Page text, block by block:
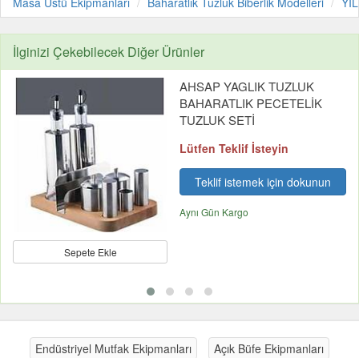
İlginizi Çekebilecek Diğer Ürünler
Sepete Ekle
AHSAP YAGLIK TUZLUK
BAHARATLIK PECETELİK
TUZLUK SETİ
Lütfen Teklif İsteyin
Teklif istemek için dokunun
Aynı Gün Kargo
Endüstriyel Mutfak Ekipmanları
Açık Büfe Ekipmanları